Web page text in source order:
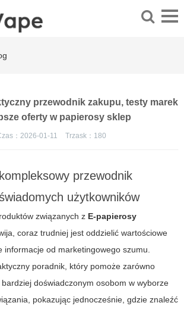
przewodnik zakupu, testy marek
oferty w papierosy sklep
：2026-01-11 Trzask： 180
przewodnik
użytkowników
związanych z E-papierosy
coraz trudniej jest oddzielić wartościowe
informacje od marketingowego szumu.
poradnik, który pomoże zarówno
doświadczonym osobom w wyborze
pokazując jednocześnie, gdzie znaleźć